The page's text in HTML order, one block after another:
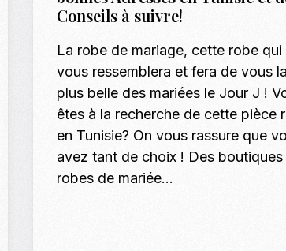
Conseils à suivre!
La robe de mariage, cette robe qui
vous ressemblera et fera de vous la
plus belle des mariées le Jour J !
êtes à la recherche de cette pièce
en Tunisie? On vous rassure que
avez tant de choix ! Des boutiques
robes de mariée…